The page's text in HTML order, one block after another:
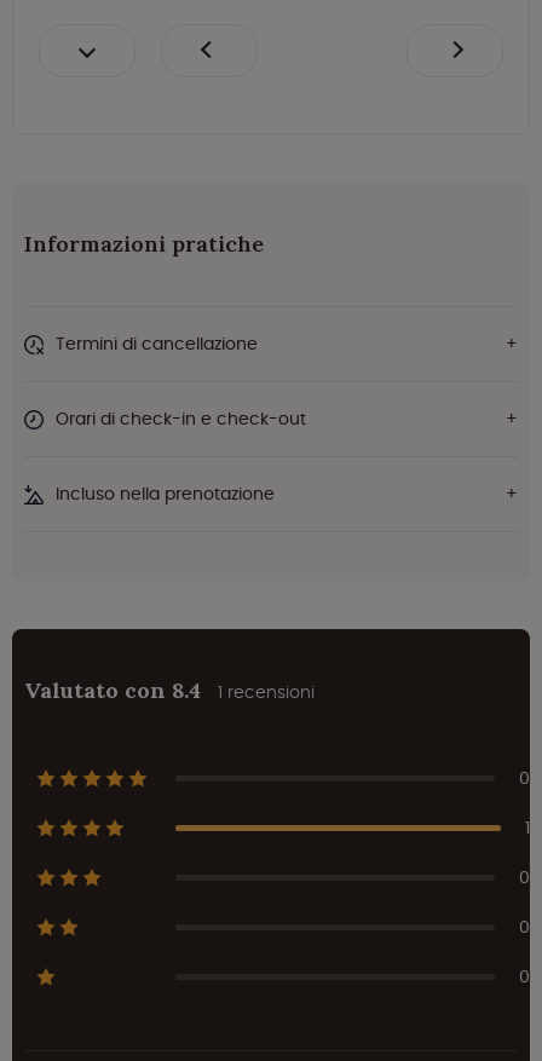
Informazioni pratiche
Termini di cancellazione
Orari di check-in e check-out
Incluso nella prenotazione
Valutato con 8.4 1 recensioni
0
1
0
0
0